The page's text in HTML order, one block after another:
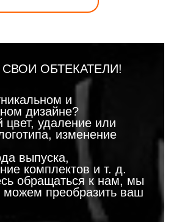
ОБТЕКАТЕЛИ!
и
дизайне?
удаление или
изменение
выпуска,
комплектов и т. д.
обращаться к нам, мы
можем преобразить ваш